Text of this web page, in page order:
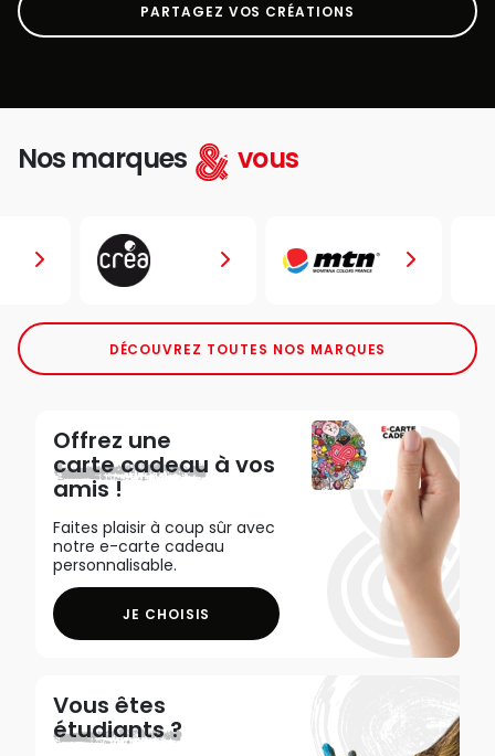
PARTAGEZ VOS CRÉATIONS
Nos marques vous
DÉCOUVREZ TOUTES NOS MARQUES
Offrez une
carte cadeau à vos
amis !
Faites plaisir à coup sûr avec
notre e-carte cadeau
personnalisable.
JE CHOISIS
Vous êtes
étudiants ?